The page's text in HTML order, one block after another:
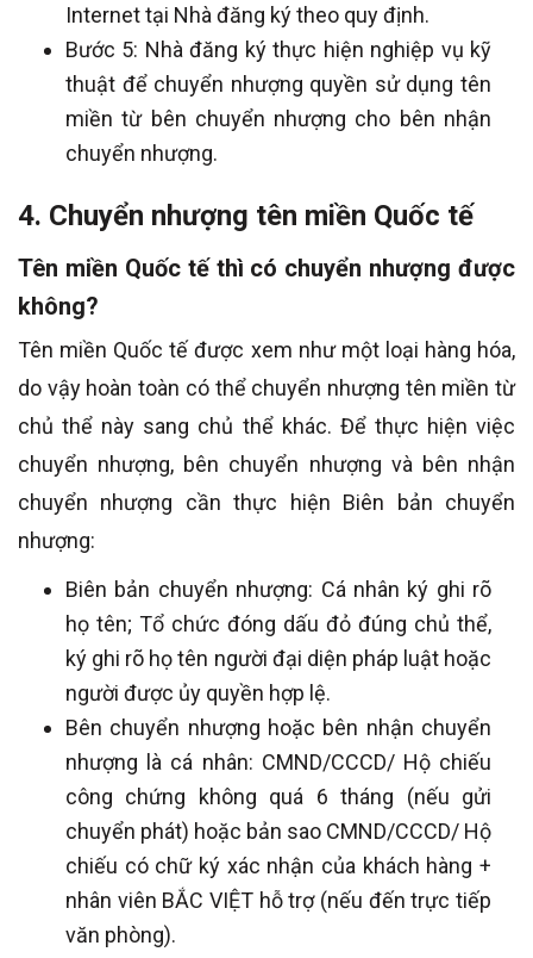
Internet tại Nhà đăng ký theo quy định.
Bước 5: Nhà đăng ký thực hiện nghiệp vụ kỹ
thuật để chuyển nhượng quyền sử dụng tên
miền từ bên chuyển nhượng cho bên nhận
chuyển nhượng.
4. Chuyển nhượng tên miền Quốc tế
Tên miền Quốc tế thì có chuyển nhượng được
không?
Tên miền Quốc tế được xem như một loại hàng hóa,
do vậy hoàn toàn có thể chuyển nhượng tên miền từ
chủ thể này sang chủ thể khác. Để thực hiện việc
chuyển nhượng, bên chuyển nhượng và bên nhận
chuyển nhượng cần thực hiện Biên bản chuyển
nhượng:
Biên bản chuyển nhượng: Cá nhân ký ghi rõ
họ tên; Tổ chức đóng dấu đỏ đúng chủ thể,
ký ghi rõ họ tên người đại diện pháp luật hoặc
người được ủy quyền hợp lệ.
Bên chuyển nhượng hoặc bên nhận chuyển
nhượng là cá nhân: CMND/CCCD/ Hộ chiếu
công chứng không quá 6 tháng (nếu gửi
chuyển phát) hoặc bản sao CMND/CCCD/ Hộ
chiếu có chữ ký xác nhận của khách hàng +
nhân viên BẮC VIỆT hỗ trợ (nếu đến trực tiếp
văn phòng).